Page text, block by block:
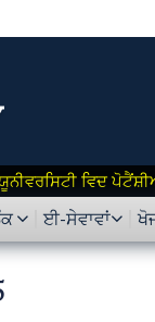
ਵਿਦ
ਈ-ਸੇਵਾਵਾਂ